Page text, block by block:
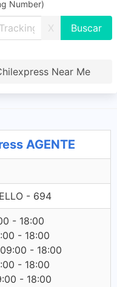
Number)
X
Near Me
AGENTE
- 694
- 18:00
- 18:00
- 18:00
- 18:00
- 18:00